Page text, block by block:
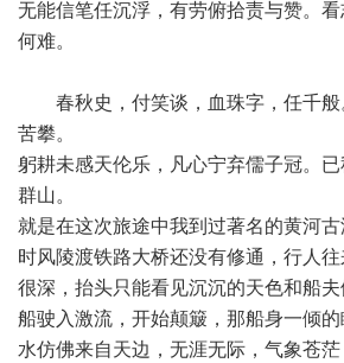
无能信笔任沉浮，有劳俯拾责与赞
何难。
 春秋史，付笑谈，血珠字，任
苦攀。
躬耕未感天伦乐，凡心宁弃儒子冠
群山。
就是在这次旅途中我到过著名的黄河古
时风陵渡铁路大桥还没有修通，行人
很深，抬头只能看见沉沉的天色和船
船驶入激流，开始颠簸，那船身一倾
水仿佛来自天边，无涯无际，气象苍